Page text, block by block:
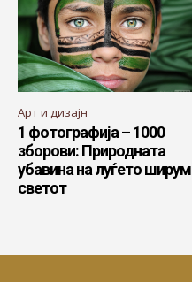
Арт и дизајн
1 фотографија – 1000
зборови: Природната
убавина на луѓето ширум
светот